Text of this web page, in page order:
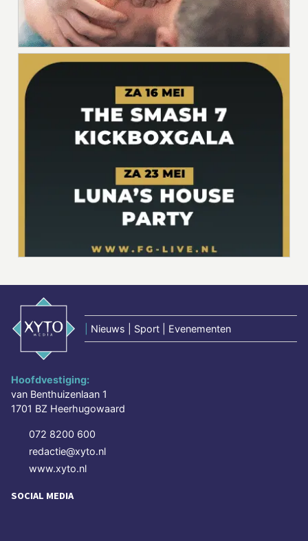
Nieuws | Sport | Evenementen
Hoofdvestiging:
van Benthuizenlaan 1
1701 BZ Heerhugowaard
072 8200 600
redactie@xyto.nl
www.xyto.nl
SOCIAL MEDIA